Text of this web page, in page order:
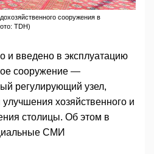
сооружения в
TDH)
и введено в эксплуатацию
сооружение —
регулирующий узел,
хозяйственного и
столицы. Об этом в
СМИ